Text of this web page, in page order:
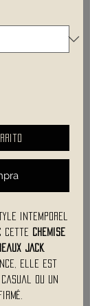
intemporel
cette
chemise
JACK.
elle est
ou un